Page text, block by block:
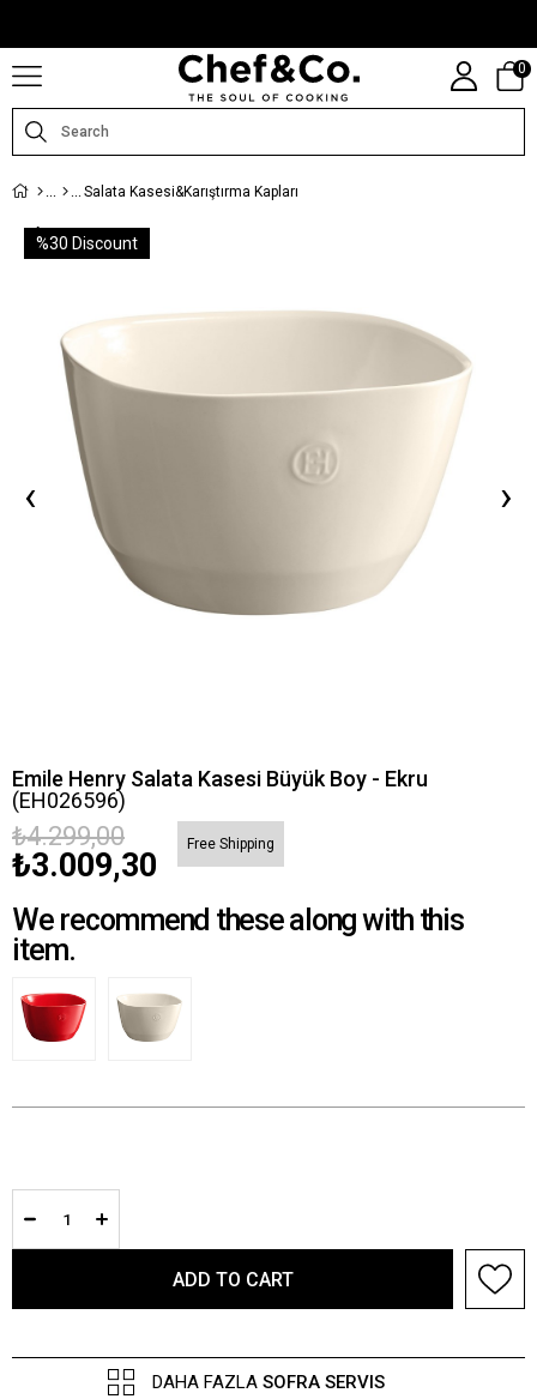
0
Salata Kasesi&Karıştırma Kapları
‹ ›
%30 Discount
Emile Henry Salata Kasesi Büyük Boy - Ekru
(EH026596)
₺4.299,00
₺3.009,30
Free Shipping
We recommend these along with this
item.
DAHA FAZLA SOFRA SERVIS